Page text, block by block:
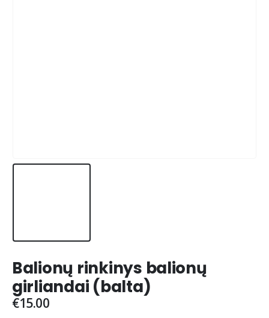
Balionų rinkinys balionų
girliandai (balta)
€15.00